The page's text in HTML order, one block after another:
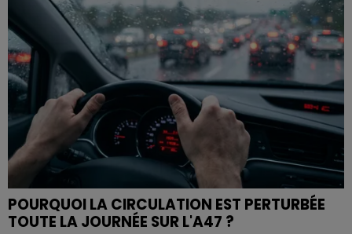
POURQUOI LA CIRCULATION EST PERTURBÉE
TOUTE LA JOURNÉE SUR L'A47 ?